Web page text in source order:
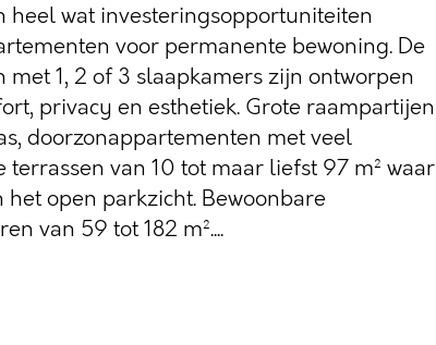
heel wat investeringsopportuniteiten
voor permanente bewoning. De
1, 2 of 3 slaapkamers zijn ontworpen
privacy en esthetiek. Grote raampartijen
doorzonappartementen met veel
van 10 tot maar liefst 97 m² waar
het open parkzicht. Bewoonbare
van 59 tot 182 m²....